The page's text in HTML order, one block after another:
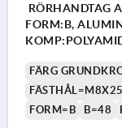
RÖRHANDTAG
FORM:B,
FÄRG
FÄSTHÅL=M8X25
FORM=B
B=48